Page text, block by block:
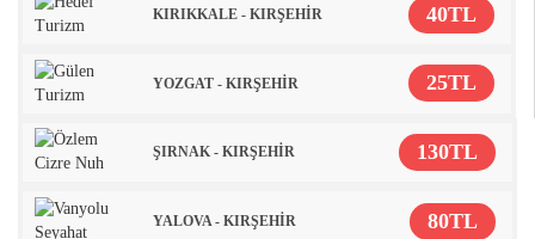
KIRIKKALE - KIRŞEHİR 40TL
YOZGAT - KIRŞEHİR 25TL
ŞIRNAK - KIRŞEHİR 130TL
YALOVA - KIRŞEHİR 80TL